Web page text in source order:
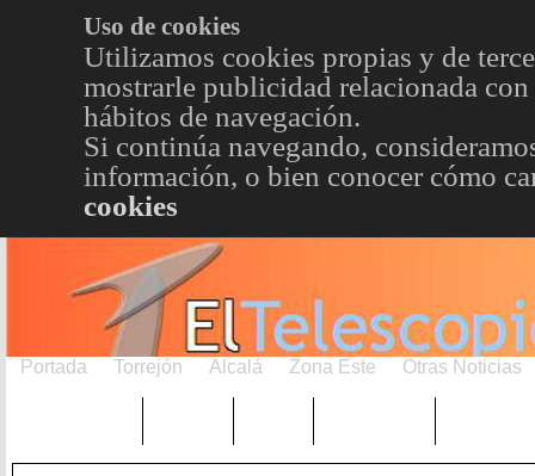
Uso de cookies
Utilizamos cookies propias y de
mostrarle publicidad relacionada
hábitos de navegación.
Si continúa navegando,
información, o bien conocer cómo
cookies
Portada Torrejón Alcalá Zona Este Otras Noticias